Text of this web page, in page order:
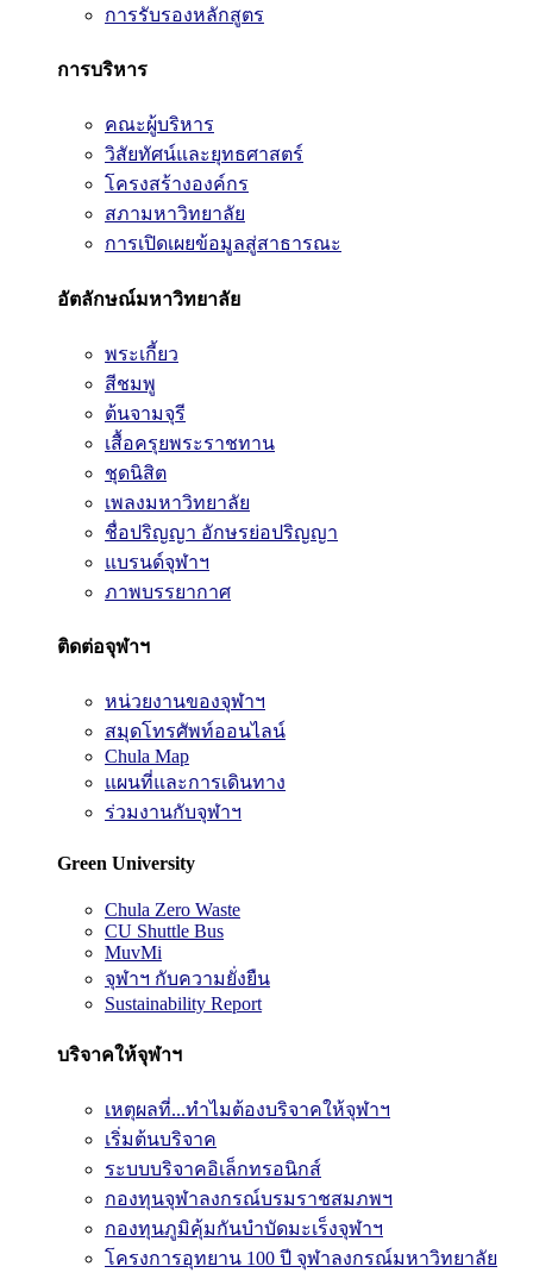
การรับรองหลักสูตร
การบริหาร
คณะผู้บริหาร
วิสัยทัศน์และยุทธศาสตร์
โครงสร้างองค์กร
สภามหาวิทยาลัย
การเปิดเผยข้อมูลสู่สาธารณะ
อัตลักษณ์มหาวิทยาลัย
พระเกี้ยว
สีชมพู
ต้นจามจุรี
เสื้อครุยพระราชทาน
ชุดนิสิต
เพลงมหาวิทยาลัย
ชื่อปริญญา อักษรย่อปริญญา
แบรนด์จุฬาฯ
ภาพบรรยากาศ
ติดต่อจุฬาฯ
หน่วยงานของจุฬาฯ
สมุดโทรศัพท์ออนไลน์
Chula Map
แผนที่และการเดินทาง
ร่วมงานกับจุฬาฯ
Green University
Chula Zero Waste
CU Shuttle Bus
MuvMi
จุฬาฯ กับความยั่งยืน
Sustainability Report
บริจาคให้จุฬาฯ
เหตุผลที่...ทำไมต้องบริจาคให้จุฬาฯ
เริ่มต้นบริจาค
ระบบบริจาคอิเล็กทรอนิกส์
กองทุนจุฬาลงกรณ์บรมราชสมภพฯ
กองทุนภูมิคุ้มกันบำบัดมะเร็งจุฬาฯ
โครงการอุทยาน 100 ปี จุฬาลงกรณ์มหาวิทยาลัย